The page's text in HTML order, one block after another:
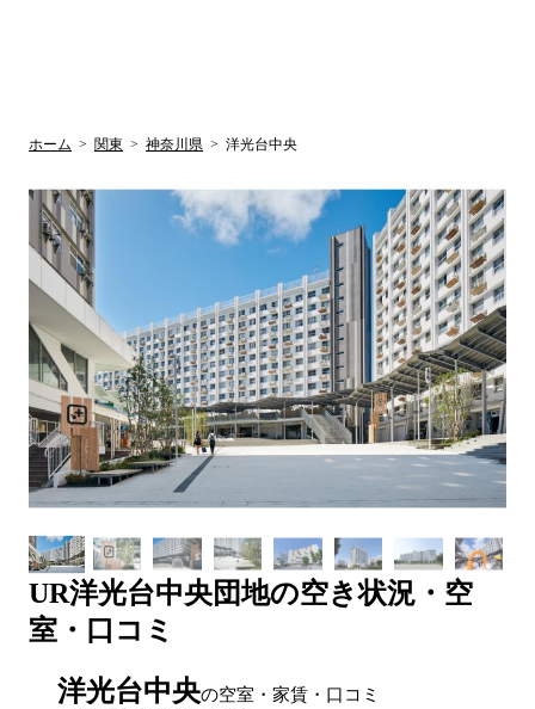
ホーム > 関東 > 神奈川県 > 洋光台中央
UR洋光台中央団地の空き状況・空
室・口コミ
洋光台中央の空室・家賃・口コミ